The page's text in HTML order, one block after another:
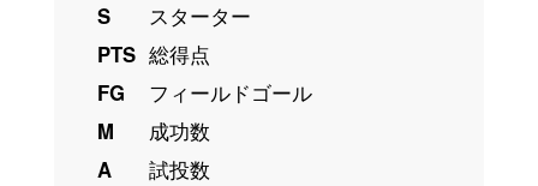
S
スターター
PTS 総得点
FG
フィールドゴール
M
成功数
A
試投数